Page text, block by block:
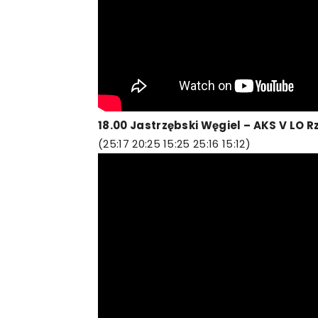
18.00 Jastrzębski Węgiel – AKS V LO
(25:17 20:25 15:25 25:16 15:12)